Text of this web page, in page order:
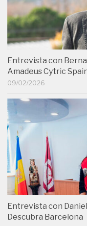
Entrevista con
Amadeus Cytric
09/02/2026
Entrevista con
Descubra Barcelona